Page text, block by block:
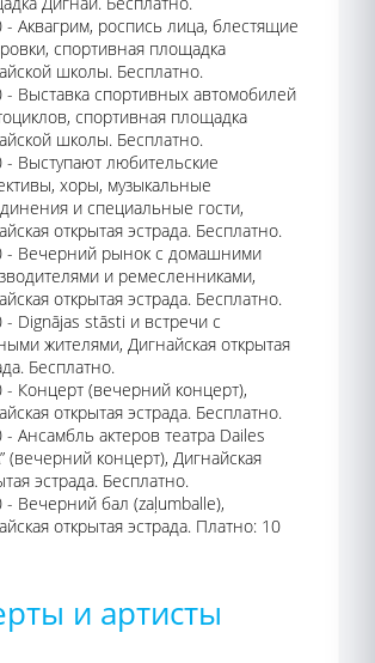
- Аквагрим, роспись лица, блестящие
спортивная площадка
школы. Бесплатно.
- Выставка спортивных автомобилей
спортивная площадка
школы. Бесплатно.
- Выступают любительские
хоры, музыкальные
и специальные гости,
открытая эстрада. Бесплатно.
- Вечерний рынок с домашними
и ремесленниками,
открытая эстрада. Бесплатно.
- Dignājas stāsti и встречи с
жителями, Дигнайская открытая
Бесплатно.
- Концерт (вечерний концерт),
открытая эстрада. Бесплатно.
- Ансамбль актеров театра Dailes
(вечерний концерт), Дигнайская
эстрада. Бесплатно.
- Вечерний бал (zaļumballe),
открытая эстрада. Платно: 10
и артисты